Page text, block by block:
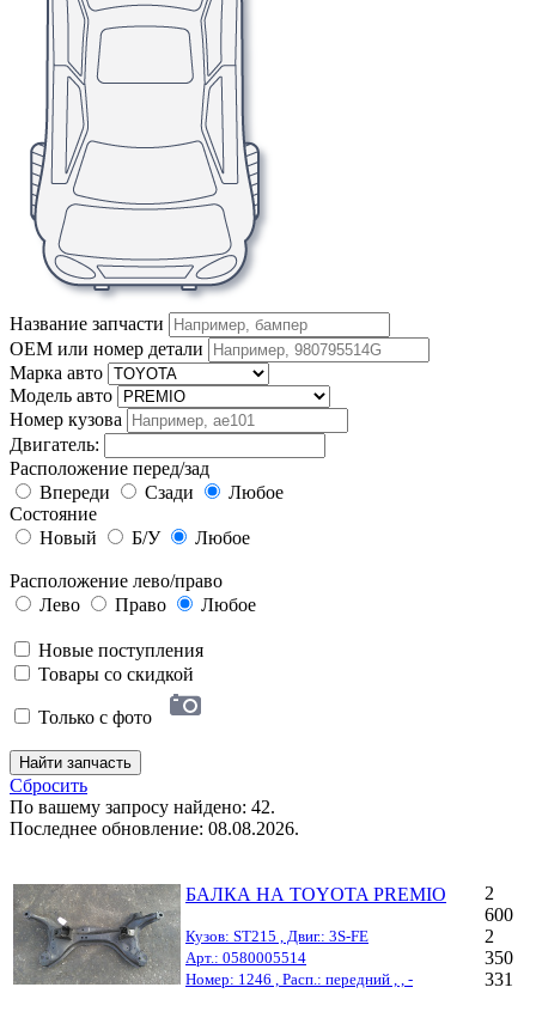
Название запчасти
OEM или номер детали
Марка авто
Модель авто
Номер кузова
Двигатель:
Расположение перед/зад
Впереди
Сзади
Любое
Состояние
Новый
Б/У Любое
Расположение лево/право
Лево
Право Любое
Новые поступления
Товары со скидкой
Только с фото
Найти запчасть
Сбросить
По вашему запросу найдено: 42.
Последнее обновление: 08.08.2026.
БАЛКА НА TOYOTA PREMIO
Кузов: ST215 , Двиг.: 3S-FE
Арт.: 0580005514
Номер: 1246 , Расп.: передний , , -
2
600
2
350
331